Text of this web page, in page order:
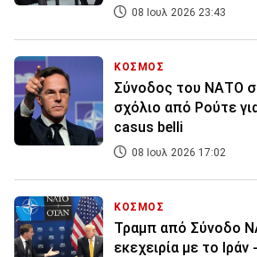
08 Ιουλ 2026 23:43
ΚΟΣΜΟΣ
Σύνοδος του ΝΑΤΟ
σχόλιο από Ρούτε
casus belli
08 Ιουλ 2026 17:02
ΚΟΣΜΟΣ
Τραμπ από Σύνοδο
εκεχειρία με το